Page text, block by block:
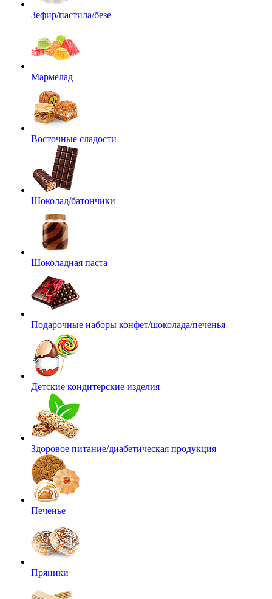
Зефир/пастила/безе
Мармелад
Восточные сладости
Шоколад/батончики
Шоколадная паста
Подарочные наборы конфет/шоколада/печенья
Детские кондитерские изделия
Здоровое питание/диабетическая продукция
Печенье
Пряники